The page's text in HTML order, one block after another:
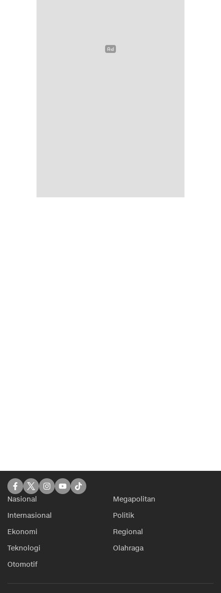
Nasional
Megapolitan
Internasional
Politik
Ekonomi
Regional
Teknologi
Olahraga
Otomotif